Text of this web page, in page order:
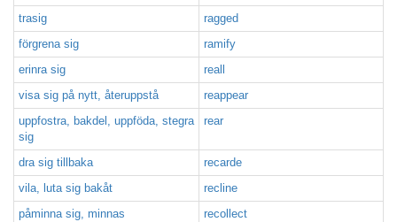
trasig
ragged
förgrena sig
ramify
erinra sig
reall
visa sig på nytt, återuppstå
reappear
uppfostra, bakdel, uppföda, stegra
sig
rear
dra sig tillbaka
recarde
vila, luta sig bakåt
recline
påminna sig, minnas
recollect